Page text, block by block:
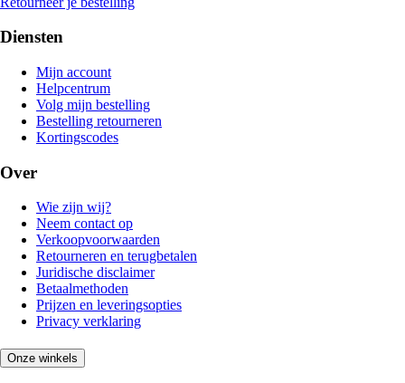
Diensten
Mijn account
Helpcentrum
Volg mijn bestelling
Bestelling retourneren
Kortingscodes
Over
Wie zijn wij?
Neem contact op
Verkoopvoorwaarden
Retourneren en terugbetalen
Juridische disclaimer
Betaalmethoden
Prijzen en leveringsopties
Privacy verklaring
Onze winkels